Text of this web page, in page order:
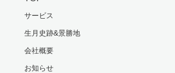
サービス
生月史跡&景勝地
会社概要
お知らせ